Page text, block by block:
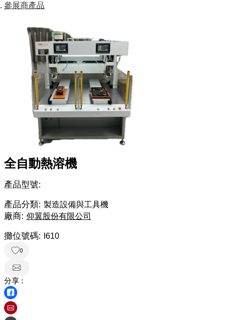
參展商產品
全自動熱溶機
產品型號:
產品分類: 製造設備與工具機
廠商: 仰翼股份有限公司
攤位號碼: I610
0
分享 :